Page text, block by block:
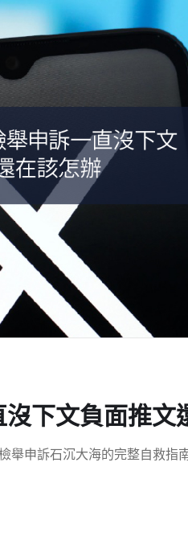
下文負面推文
申訴石沉大海的完整自救指